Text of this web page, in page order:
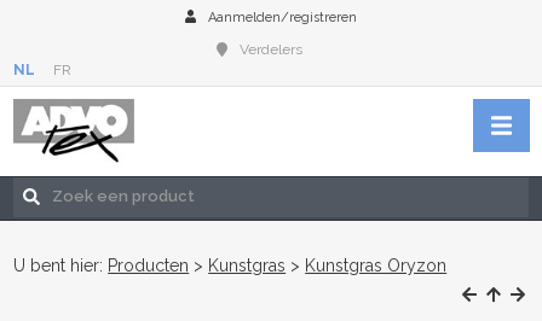
Aanmelden/registreren
Verdelers
NL
FR
U bent hier: Producten > Kunstgras > Kunstgras Oryzon